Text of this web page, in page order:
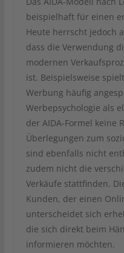
beispielhaft für einen
Heute herrscht jedoch
dass die Verwendung
modernen
ist. Beispielsweise
Werbung häufig
Werbepsychologie als
der AIDA-Formel keine
Überlegungen zum
sind ebenfalls nicht
zudem nicht die
Verkäufe stattfinden.
Kunden, der einen
unterscheidet sich
die sich direkt beim
informieren möchten.